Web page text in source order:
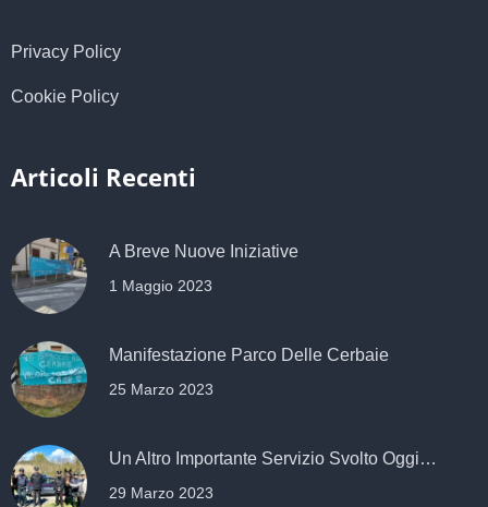
Privacy Policy
Cookie Policy
Articoli Recenti
A Breve Nuove Iniziative
1 Maggio 2023
Manifestazione Parco Delle Cerbaie
25 Marzo 2023
Un Altro Importante Servizio Svolto Oggi…
29 Marzo 2023